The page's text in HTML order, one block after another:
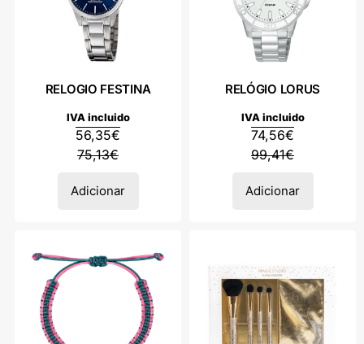
RELOGIO FESTINA
75,13€
56,35€
IVA incluido
Adicionar
RELÓGIO LORUS
99,41€
74,56€
IVA incluido
Adicionar